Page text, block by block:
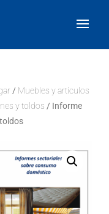
/ Muebles y artículos
y toldos / Informe